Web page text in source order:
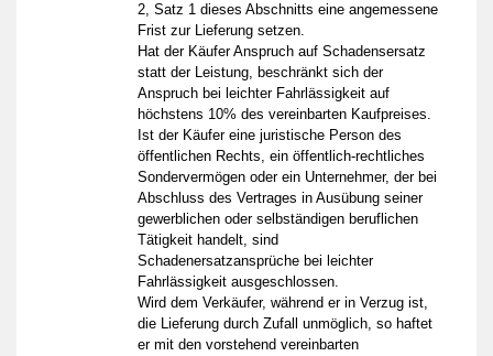
2, Satz 1 dieses Abschnitts eine angemessene
Frist zur Lieferung setzen.
Hat der Käufer Anspruch auf Schadensersatz
statt der Leistung, beschränkt sich der
Anspruch bei leichter Fahrlässigkeit auf
höchstens 10% des vereinbarten Kaufpreises.
Ist der Käufer eine juristische Person des
öffentlichen Rechts, ein öffentlich-rechtliches
Sondervermögen oder ein Unternehmer, der bei
Abschluss des Vertrages in Ausübung seiner
gewerblichen oder selbständigen beruflichen
Tätigkeit handelt, sind
Schadenersatzansprüche bei leichter
Fahrlässigkeit ausgeschlossen.
Wird dem Verkäufer, während er in Verzug ist,
die Lieferung durch Zufall unmöglich, so haftet
er mit den vorstehend vereinbarten